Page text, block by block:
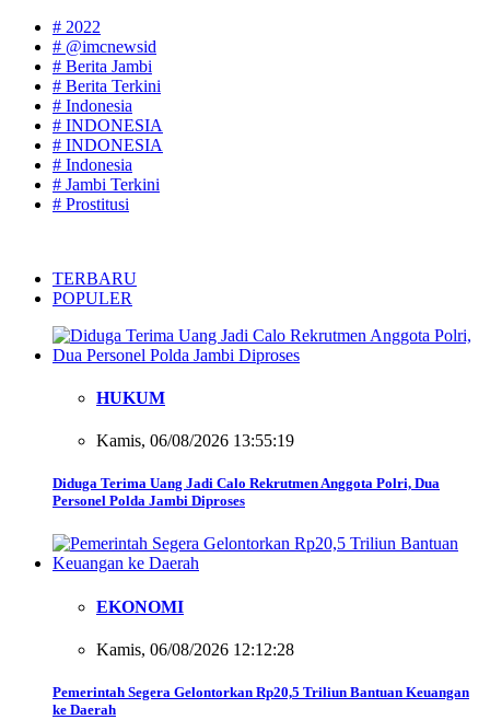
# 2022
# @imcnewsid
# Berita Jambi
# Berita Terkini
# Indonesia
# INDONESIA
# INDONESIA
# Indonesia
# Jambi Terkini
# Prostitusi
TERBARU
POPULER
HUKUM
Kamis, 06/08/2026 13:55:19
Diduga Terima Uang Jadi Calo Rekrutmen Anggota Polri, Dua
Personel Polda Jambi Diproses
EKONOMI
Kamis, 06/08/2026 12:12:28
Pemerintah Segera Gelontorkan Rp20,5 Triliun Bantuan Keuangan
ke Daerah